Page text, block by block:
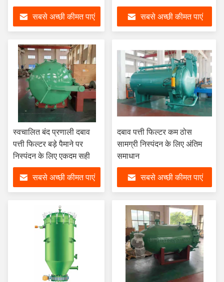
फिल्टर
सबसे अच्छी कीमत पाएं
पत्ती फ़िल्टर
सबसे अच्छी कीमत पाएं
स्वचालित बंद प्रणाली दबाव
पत्ती फिल्टर बड़े पैमाने पर
निस्पंदन के लिए एकदम सही
सबसे अच्छी कीमत पाएं
दबाव पत्ती फिल्टर कम ठोस
सामग्री निस्पंदन के लिए अंतिम
समाधान
सबसे अच्छी कीमत पाएं